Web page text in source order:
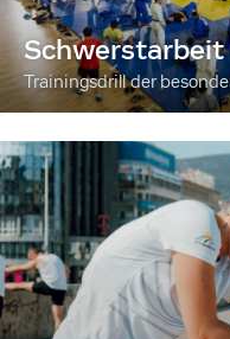
Schwerstarbeit
Trainingsdrill der